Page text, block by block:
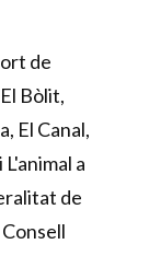
de
Bòlit,
El Canal,
a
de